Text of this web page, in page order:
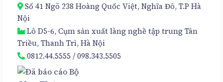
Hoàn
Cấp
Số 41 Ngõ 238 Hoàng Quốc Việt, Nghĩa Đô, T.P Hà
Nội
Lô D5-6, Cụm sản xuất làng nghề tập trung Tân
Triều, Thanh Trì, Hà Nội
0812.44.5555 /098.343.5505